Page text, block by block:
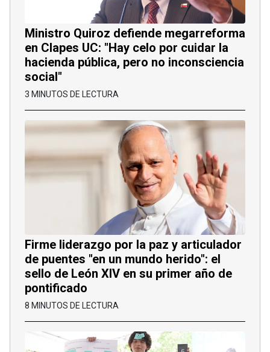
Ministro Quiroz defiende megarreforma
en Clapes UC: "Hay celo por cuidar la
hacienda pública, pero no inconsciencia
social"
3 MINUTOS DE LECTURA
Firme liderazgo por la paz y articulador
de puentes "en un mundo herido": el
sello de León XIV en su primer año de
pontificado
8 MINUTOS DE LECTURA